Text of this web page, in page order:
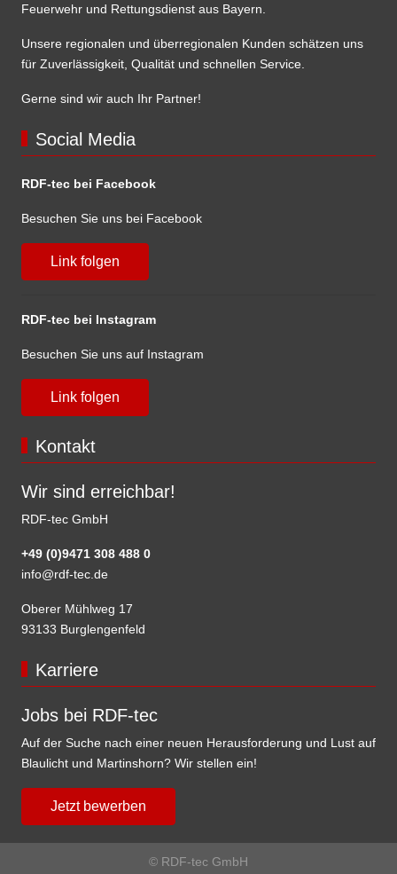
Feuerwehr und Rettungsdienst aus Bayern.
Unsere regionalen und überregionalen Kunden schätzen uns
für Zuverlässigkeit, Qualität und schnellen Service.
Gerne sind wir auch Ihr Partner!
Social Media
RDF-tec bei Facebook
Besuchen Sie uns bei Facebook
Link folgen
RDF-tec bei Instagram
Besuchen Sie uns auf Instagram
Link folgen
Kontakt
Wir sind erreichbar!
RDF-tec GmbH
+49 (0)9471 308 488 0
info@rdf-tec.de
Oberer Mühlweg 17
93133 Burglengenfeld
Karriere
Jobs bei RDF-tec
Auf der Suche nach einer neuen Herausforderung und Lust auf
Blaulicht und Martinshorn? Wir stellen ein!
Jetzt bewerben
© RDF-tec GmbH